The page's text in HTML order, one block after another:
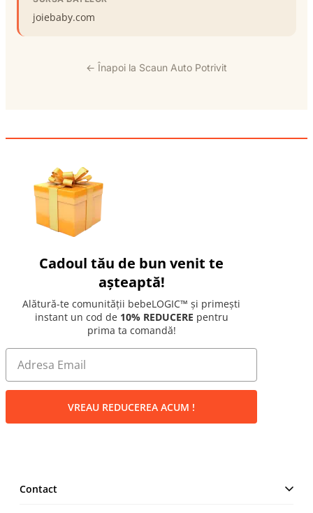
joiebaby.com
← Înapoi la Scaun Auto Potrivit
Cadoul tău de bun venit te
așteaptă!
Alătură-te comunității bebeLOGIC™ și primești
instant un cod de 10% REDUCERE pentru
prima ta comandă!
VREAU REDUCEREA ACUM !
Contact